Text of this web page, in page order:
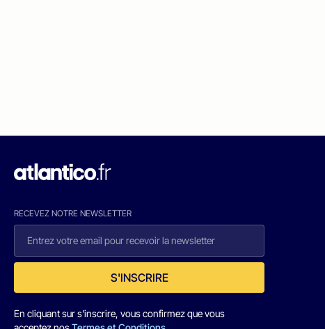
RECEVEZ NOTRE NEWSLETTER
S'INSCRIRE
En cliquant sur s'inscrire, vous confirmez que vous